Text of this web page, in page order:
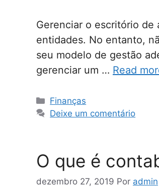
Gerenciar o escritório de
entidades. No entanto,
seu modelo de gestão
gerenciar um … Read
Categorias
Finanças
Deixe um comentário
O que é
dezembro 27, 2019 Por admin